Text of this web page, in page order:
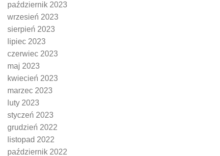
październik 2023
wrzesień 2023
sierpień 2023
lipiec 2023
czerwiec 2023
maj 2023
kwiecień 2023
marzec 2023
luty 2023
styczeń 2023
grudzień 2022
listopad 2022
październik 2022